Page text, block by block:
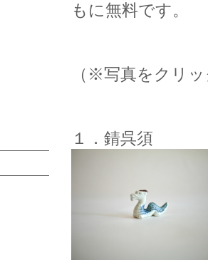
もに無料です。
（※写真をクリ
１．錆呉須